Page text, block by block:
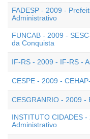
FADESP - 2009 -
Administrativo
FUNCAB - 2009 -
da Conquista
IF-RS - 2009 - IF-RS -
CESPE - 2009 -
CESGRANRIO - 2009 -
INSTITUTO CIDADES
Administrativo